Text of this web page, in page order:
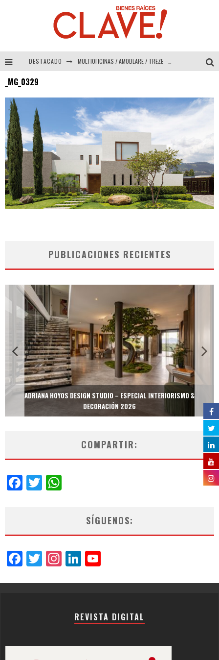
DESTACADO MULTIOFICINAS / AMOBLARE / TREZE – Especial Interiorismo & Decoración 2026
COLINEAL – Especial Interiorismo & Decoración 2026
ADRIANA HOYOS DESIGN STUDIO – Especial Interiorismo & Decoración 2026
_MG_0329
PUBLICACIONES RECIENTES
ADRIANA HOYOS DESIGN STUDIO – ESPECIAL INTERIORISMO &
DECORACIÓN 2026
COMPARTIR:
Facebook
Twitter
SÍGUENOS:
Facebook
Twitter
Instagram
LinkedIn
REVISTA DIGITAL